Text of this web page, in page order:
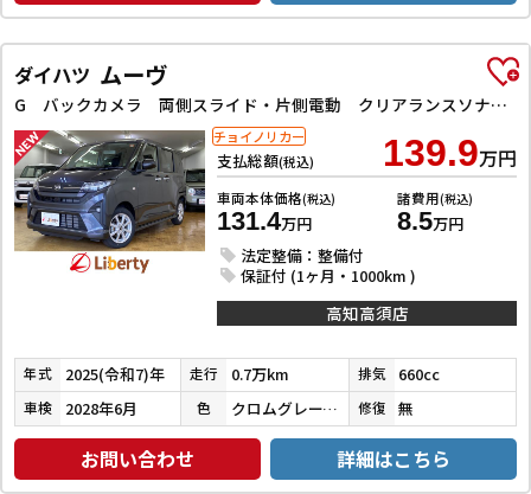
ダイハツ ムーヴ
G バックカメラ 両側スライド・片側電動 クリアランスソナー 衝突被害軽減システム オートライト LEDヘッドランプ スマートキー アイドリングストップ 電動格納ミラー ベンチシート CVT
支払総額(税込) 139.9万円
車両本体価格(税込)
131.4万円
諸費用(税込)
8.5万円
法定整備：整備付
保証付 (1ヶ月・1000km )
チョイノリカー
高知高須店
年式 2025(令和7)年 走行 0.7万km 排気 660cc
車検 2028年6月 色 クロムグレーメタリック 修復 無
お問い合わせ 詳細はこちら